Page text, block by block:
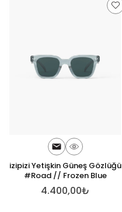
izipizi Yetişkin Güneş Gözlüğü
#Road // Frozen Blue
4.400,00₺